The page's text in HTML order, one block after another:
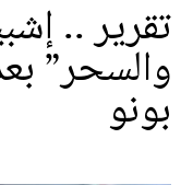
تقرير ..
والسحر”
بونو